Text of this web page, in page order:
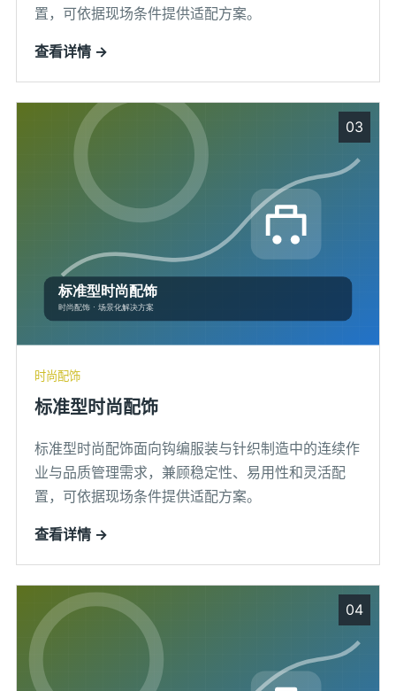
置，可依据现场条件提供适配方案。
查看详情 →
03
时尚配饰
标准型时尚配饰
标准型时尚配饰面向钩编服装与针织制造中的连续作
业与品质管理需求，兼顾稳定性、易用性和灵活配
置，可依据现场条件提供适配方案。
查看详情 →
04